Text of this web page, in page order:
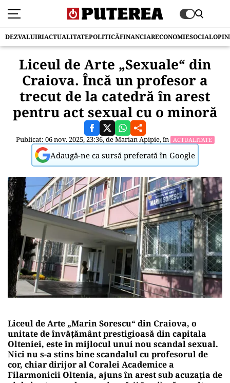
DEZVALUIRIACTUALITATEPOLITICĂFINANCIARECONOMIESOCIAL
Liceul de Arte „Sexuale“ din
Craiova. Încă un profesor a
trecut de la catedră în arest
pentru act sexual cu o minoră
Publicat: 06 nov. 2025, 23:36, deMarian Apipie, în ACTUALITATE
Adaugă-ne ca sursă preferată în Google
Liceul de Arte „Marin Sorescu“ din Craiova, o
unitate de învățământ prestigioasă din capitala
Olteniei, este în mijlocul unui nou scandal sexual.
Nici nu s-a stins bine scandalul cu profesorul de
cor, chiar dirijor al Coralei Academice a
Filarmonicii Oltenia, ajuns în arest sub acuzația de